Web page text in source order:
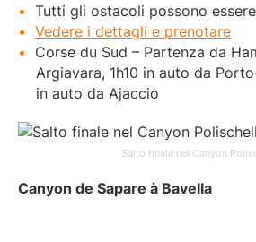
Tutti gli ostacoli possono
Vedere i dettagli e prenotare
Corse du Sud – Partenza da
Argiavara, 1h10 in auto da
in auto da Ajaccio
Salto finale nel Canyon
Canyon de Sapare à Bavella